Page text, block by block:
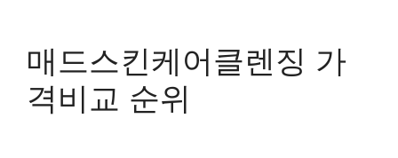
매드스킨케어클렌징 가
격비교 순위